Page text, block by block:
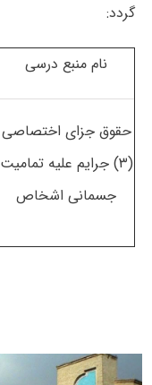
گردد:
نام منبع درسی
حقوق جزای اختصاصی
(۳) جرایم علیه تمامیت
جسمانی اشخاص